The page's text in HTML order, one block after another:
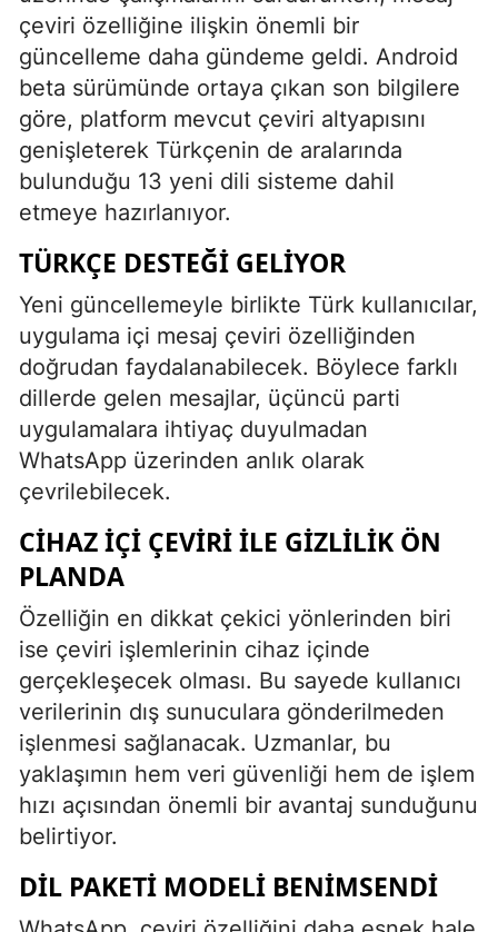
çeviri özelliğine ilişkin önemli bir
güncelleme daha gündeme geldi. Android
beta sürümünde ortaya çıkan son bilgilere
göre, platform mevcut çeviri altyapısını
genişleterek Türkçenin de aralarında
bulunduğu 13 yeni dili sisteme dahil
etmeye hazırlanıyor.
TÜRKÇE DESTEĞI GELIYOR
Yeni güncellemeyle birlikte Türk kullanıcılar,
uygulama içi mesaj çeviri özelliğinden
doğrudan faydalanabilecek. Böylece farklı
dillerde gelen mesajlar, üçüncü parti
uygulamalara ihtiyaç duyulmadan
WhatsApp üzerinden anlık olarak
çevrilebilecek.
CIHAZ İÇI ÇEVIRI ILE GIZLILIK ÖN
PLANDA
Özelliğin en dikkat çekici yönlerinden biri
ise çeviri işlemlerinin cihaz içinde
gerçekleşecek olması. Bu sayede kullanıcı
verilerinin dış sunuculara gönderilmeden
işlenmesi sağlanacak. Uzmanlar, bu
yaklaşımın hem veri güvenliği hem de işlem
hızı açısından önemli bir avantaj sunduğunu
belirtiyor.
DIL PAKETI MODELI BENIMSENDI